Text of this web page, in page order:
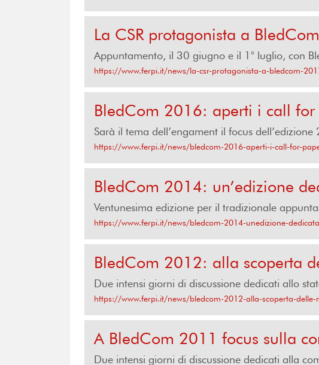
La CSR protagonista a
Appuntamento, il 30 giugno e il 1° luglio, con
https://www.ferpi.it/news/la-csr-protagonista-a-bledcom-
BledCom 2016: aperti i call for
Sarà il tema dell’engament il focus
https://www.ferpi.it/news/bledcom-2016-aperti-i-call-for-
BledCom 2014: un’edizione
Ventunesima edizione per il tradizionale
https://www.ferpi.it/news/bledcom-2014-unedizione-
BledCom 2012: alla scoperta
Due intensi giorni di discussione dedicati allo
https://www.ferpi.it/news/bledcom-2012-alla-scoperta-delle-
A BledCom 2011 focus sulla
Due intensi giorni di discussione dedicati alla